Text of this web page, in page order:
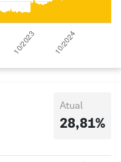
Atual
28,81%